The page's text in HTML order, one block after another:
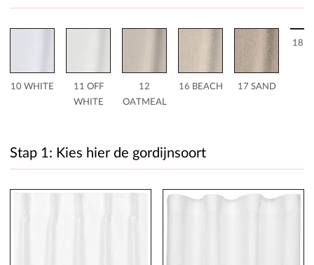
10 WHITE
11 OFF
WHITE
12
OATMEAL
16 BEACH 17 SAND
18
Stap 1: Kies hier de gordijnsoort